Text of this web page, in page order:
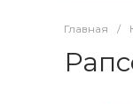
Главная /